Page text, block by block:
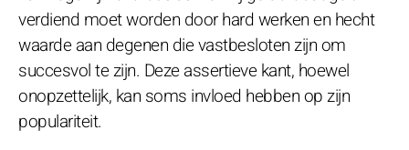
verdiend moet worden door hard werken en hecht
waarde aan degenen die vastbesloten zijn om
succesvol te zijn. Deze assertieve kant, hoewel
onopzettelijk, kan soms invloed hebben op zijn
populariteit.